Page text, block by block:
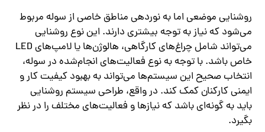
روشنایی موضعی اما به نوردهی مناطق خاصی از سوله مربوط
می‌شود که نیاز به توجه بیشتری دارند. این نوع روشنایی
می‌تواند شامل چراغ‌های کارگاهی، هالوژن‌ها یا لامپ‌های LED
خاص باشد. با توجه به نوع فعالیت‌های انجام‌شده در سوله،
انتخاب صحیح این سیستم‌ها می‌تواند به بهبود کیفیت کار و
ایمنی کارکنان کمک کند. در واقع، طراحی سیستم روشنایی
باید به گونه‌ای باشد که نیازها و فعالیت‌های مختلف را در نظر
بگیرد.